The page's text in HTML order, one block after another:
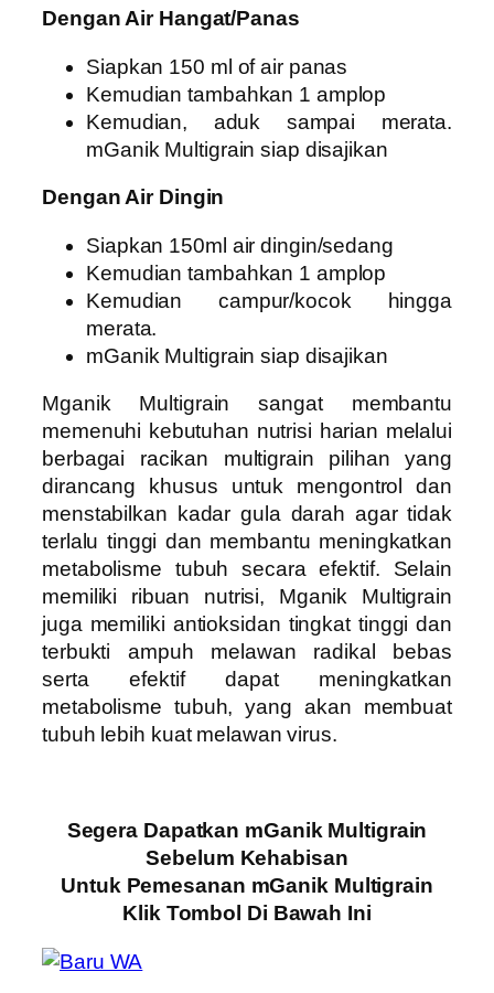
Dengan Air Hangat/Panas
Siapkan 150 ml of air panas
Kemudian tambahkan 1 amplop
Kemudian, aduk sampai merata.
mGanik Multigrain siap disajikan
Dengan Air Dingin
Siapkan 150ml air dingin/sedang
Kemudian tambahkan 1 amplop
Kemudian campur/kocok hingga
merata.
mGanik Multigrain siap disajikan
Mganik Multigrain sangat membantu
memenuhi kebutuhan nutrisi harian melalui
berbagai racikan multigrain pilihan yang
dirancang khusus untuk mengontrol dan
menstabilkan kadar gula darah agar tidak
terlalu tinggi dan membantu meningkatkan
metabolisme tubuh secara efektif. Selain
memiliki ribuan nutrisi, Mganik Multigrain
juga memiliki antioksidan tingkat tinggi dan
terbukti ampuh melawan radikal bebas
serta efektif dapat meningkatkan
metabolisme tubuh, yang akan membuat
tubuh lebih kuat melawan virus.
Segera Dapatkan mGanik Multigrain
Sebelum Kehabisan
Untuk Pemesanan mGanik Multigrain
Klik Tombol Di Bawah Ini